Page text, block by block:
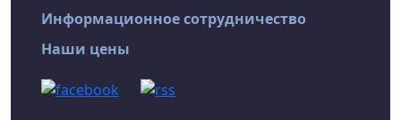
Информационное сотрудничество
Наши цены